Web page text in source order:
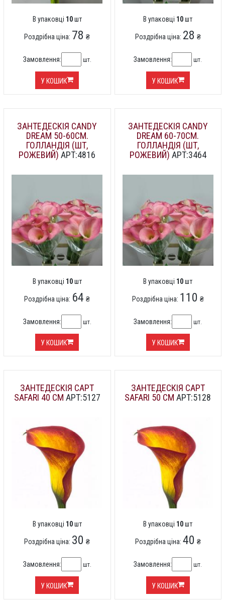
В упаковці 10шт
Роздрібна ціна: 78 ₴
Замовлення: шт.
У КОШИК
В упаковці 10шт
Роздрібна ціна: 28 ₴
Замовлення: шт.
У КОШИК
ЗАНТЕДЕСКІЯ CANDY
DREAM 50-60СМ.
ГОЛЛАНДІЯ (ШТ,
РОЖЕВИЙ) АРТ:4816
В упаковці 10шт
Роздрібна ціна: 64 ₴
Замовлення: шт.
У КОШИК
ЗАНТЕДЕСКІЯ CANDY
DREAM 60-70СМ.
ГОЛЛАНДІЯ (ШТ,
РОЖЕВИЙ) АРТ:3464
В упаковці 10шт
Роздрібна ціна: 110 ₴
Замовлення: шт.
У КОШИК
ЗАНТЕДЕСКІЯ CAPT
SAFARI 40 СМ АРТ:5127
В упаковці 10шт
Роздрібна ціна: 30 ₴
Замовлення: шт.
У КОШИК
ЗАНТЕДЕСКІЯ CAPT
SAFARI 50 СМ АРТ:5128
В упаковці 10шт
Роздрібна ціна: 40 ₴
Замовлення: шт.
У КОШИК